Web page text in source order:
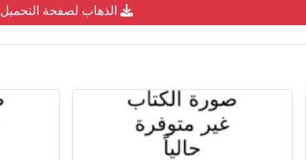
الذهاب لصفحة التحميل